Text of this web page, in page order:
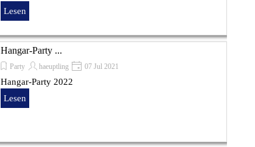
Lesen
Hangar-Party ...
Party haeuptling 07 Jul 2021
Hangar-Party 2022
Lesen